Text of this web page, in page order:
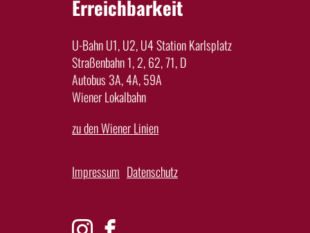
Erreichbarkeit
U-Bahn U1, U2, U4 Station Karlsplatz
Straßenbahn 1, 2, 62, 71, D
Autobus 3A, 4A, 59A
Wiener Lokalbahn
zu den Wiener Linien
Impressum Datenschutz